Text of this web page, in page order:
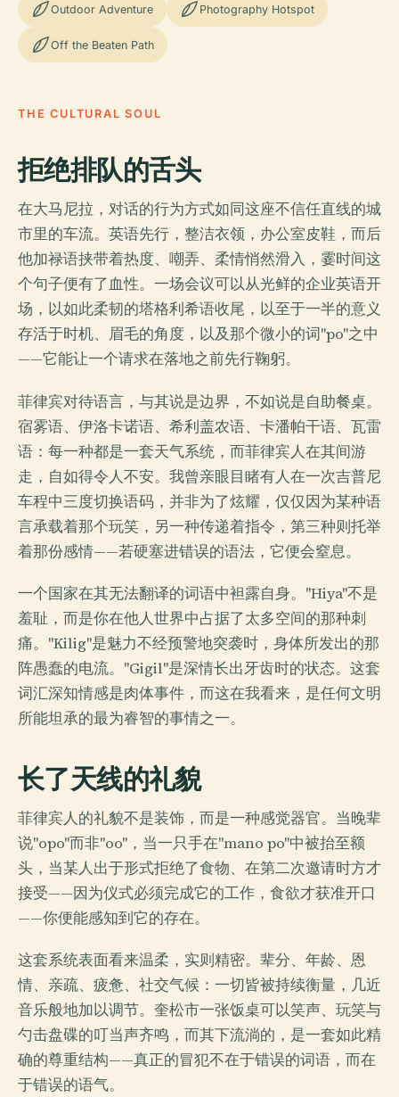
Outdoor Adventure Photography Hotspot
Off the Beaten Path
THE CULTURAL SOUL
拒绝排队的舌头
在大马尼拉，对话的行为方式如同这座不信任直线的城
市里的车流。英语先行，整洁衣领，办公室皮鞋，而后
他加禄语挟带着热度、嘲弄、柔情悄然滑入，霎时间这
个句子便有了血性。一场会议可以从光鲜的企业英语开
场，以如此柔韧的塔格利希语收尾，以至于一半的意义
存活于时机、眉毛的角度，以及那个微小的词"po"之中
——它能让一个请求在落地之前先行鞠躬。
菲律宾对待语言，与其说是边界，不如说是自助餐桌。
宿雾语、伊洛卡诺语、希利盖农语、卡潘帕干语、瓦雷
语：每一种都是一套天气系统，而菲律宾人在其间游
走，自如得令人不安。我曾亲眼目睹有人在一次吉普尼
车程中三度切换语码，并非为了炫耀，仅仅因为某种语
言承载着那个玩笑，另一种传递着指令，第三种则托举
着那份感情——若硬塞进错误的语法，它便会窒息。
一个国家在其无法翻译的词语中袒露自身。"Hiya"不是
羞耻，而是你在他人世界中占据了太多空间的那种刺
痛。"Kilig"是魅力不经预警地突袭时，身体所发出的那
阵愚蠢的电流。"Gigil"是深情长出牙齿时的状态。这套
词汇深知情感是肉体事件，而这在我看来，是任何文明
所能坦承的最为睿智的事情之一。
长了天线的礼貌
菲律宾人的礼貌不是装饰，而是一种感觉器官。当晚辈
说"opo"而非"oo"，当一只手在"mano po"中被抬至额
头，当某人出于形式拒绝了食物、在第二次邀请时方才
接受——因为仪式必须完成它的工作，食欲才获准开口
——你便能感知到它的存在。
这套系统表面看来温柔，实则精密。辈分、年龄、恩
情、亲疏、疲惫、社交气候：一切皆被持续衡量，几近
音乐般地加以调节。奎松市一张饭桌可以笑声、玩笑与
勺击盘碟的叮当声齐鸣，而其下流淌的，是一套如此精
确的尊重结构——真正的冒犯不在于错误的词语，而在
于错误的语气。